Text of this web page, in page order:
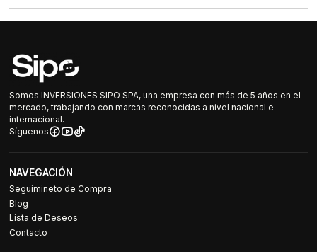
Somos INVERSIONES SIPO SPA, una empresa con más de 5 años en el
mercado, trabajando con marcas reconocidas a nivel nacional e
internacional.
Síguenos
NAVEGACIÓN
Seguimineto de Compra
Blog
Lista de Deseos
Contacto